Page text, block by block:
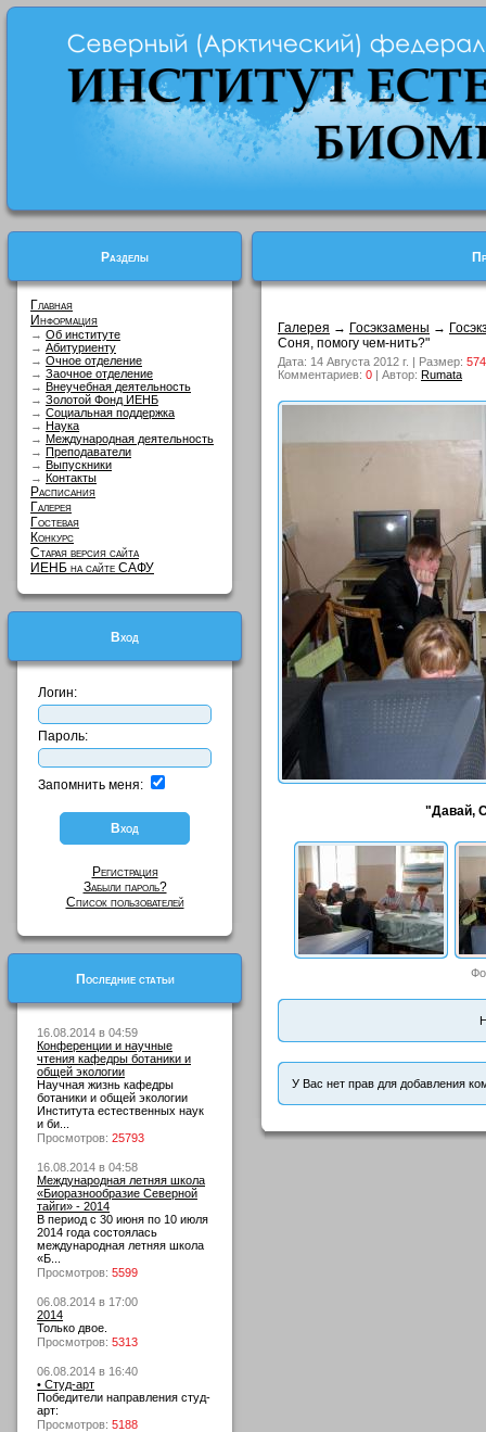
Разделы
Главная
Информация
→ Об институте
→ Абитуриенту
→ Очное отделение
→ Заочное отделение
→ Внеучебная деятельность
→ Золотой Фонд ИЕНБ
→ Социальная поддержка
→ Наука
→ Международная деятельность
→ Преподаватели
→ Выпускники
→ Контакты
Расписания
Галерея
Гостевая
Конкурс
Старая версия сайта
ИЕНБ на сайте САФУ
Вход
Логин:
Пароль:
Запомнить меня:
Регистрация
Забыли пароль?
Список пользователей
Последние статьи
16.08.2014 в 04:59
Конференции и научные
чтения кафедры ботаники и
общей экологии
Научная жизнь кафедры
ботаники и общей экологии
Института естественных наук
и би...
Просмотров: 25793
16.08.2014 в 04:58
Международная летняя школа
«Биоразнообразие Северной
тайги» - 2014
В период с 30 июня по 10 июля
2014 года состоялась
международная летняя школа
«Б...
Просмотров: 5599
06.08.2014 в 17:00
2014
Только двое.
Просмотров: 5313
06.08.2014 в 16:40
• Студ-арт
Победители направления студ-
арт:
Просмотров: 5188
Галерея → Госэкзамены →
Соня, помогу чем-нить?"
Дата: 14 Августа 2012 г. | Размер:
Комментариев: 0 | Автор: Rumata
"Давай,
У Вас нет прав для добавления